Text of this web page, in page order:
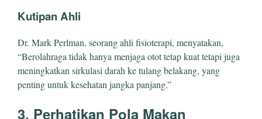
Kutipan Ahli
Dr. Mark Perlman, seorang ahli fisioterapi, menyatakan,
“Berolahraga tidak hanya menjaga otot tetap kuat tetapi juga
meningkatkan sirkulasi darah ke tulang belakang, yang
penting untuk kesehatan jangka panjang.”
3. Perhatikan Pola Makan